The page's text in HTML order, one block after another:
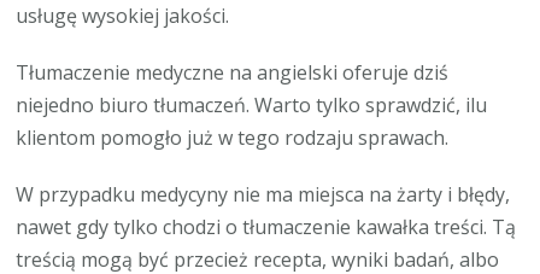
usługę wysokiej jakości.
Tłumaczenie medyczne na angielski oferuje dziś
niejedno biuro tłumaczeń. Warto tylko sprawdzić, ilu
klientom pomogło już w tego rodzaju sprawach.
W przypadku medycyny nie ma miejsca na żarty i błędy,
nawet gdy tylko chodzi o tłumaczenie kawałka treści. Tą
treścią mogą być przecież recepta, wyniki badań, albo